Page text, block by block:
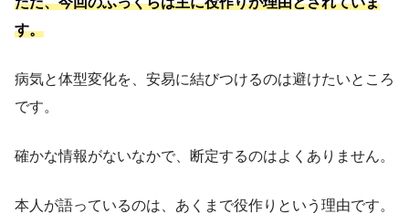
す。
病気と体型変化を、安易に結びつけるのは避けたいところ
です。
確かな情報がないなかで、断定するのはよくありません。
本人が語っているのは、あくまで役作りという理由です。